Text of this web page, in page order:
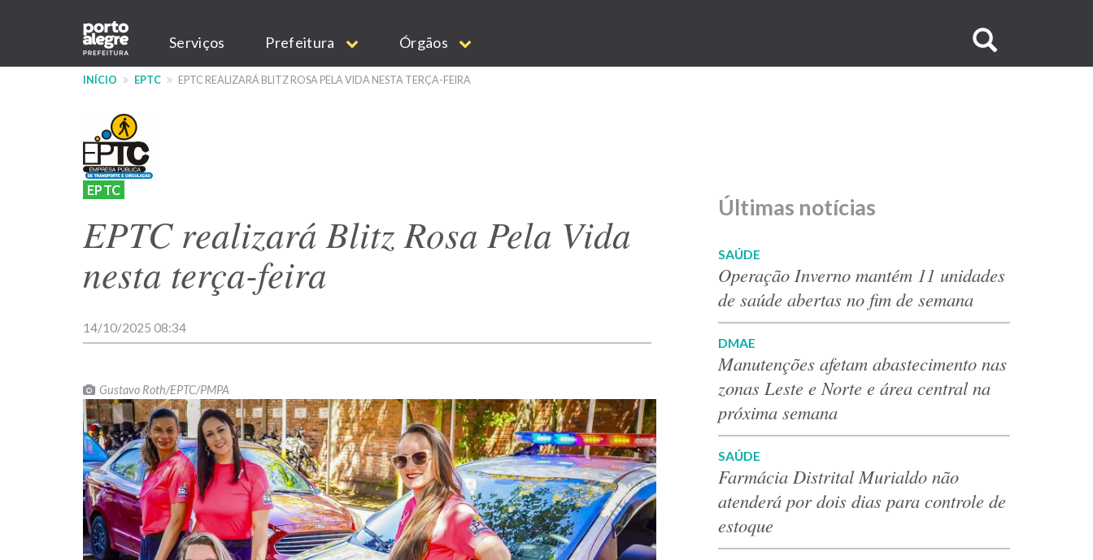
conteúdo
Main
navigation
Serviços Prefeitura Órgãos
no
INÍCIO EPTC EPTC REALIZARÁ BLITZ ROSA PELA VIDA NESTA TERÇA-FEIRA
EPTC
EPTC realizará Blitz Rosa Pela Vida
nesta terça-feira
14/10/2025 08:34
Gustavo Roth/EPTC/PMPA
Últimas notícias
SAÚDE
Operação Inverno mantém 11 unidades
de saúde abertas no fim de semana
DMAE
Manutenções afetam abastecimento nas
zonas Leste e Norte e área central na
próxima semana
SAÚDE
Farmácia Distrital Murialdo não
atenderá por dois dias para controle de
estoque